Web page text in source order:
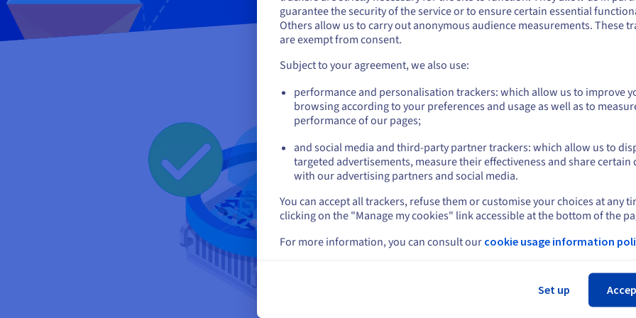
C5 - Cloud
Het Duitse Federale
(BSI) heeft de C5-norm
als auditstandaard
2020. Voor klanten en
certificering dat een
naleeft. C5 vult de IT-
gedefinieerd en
extra controles die
Meer informatie over de
Als je wilt bestellen vanuit [land], moet je de juiste website doorbladeren en
account aanmaken.
Go to Verenigde Staten website
or
Blijf op de huidige website
Selecteer een andere website
guarantee the security of the service or to ensure certain essential
Others allow us to carry out anonymous audience measurements. These
are exempt from consent.
Subject to your agreement, we also use:
performance and personalisation trackers: which allow us to improve
browsing according to your preferences and usage as well as to
performance of our pages;
and social media and third-party partner trackers: which allow us to
targeted advertisements, measure their effectiveness and share certain
with our advertising partners and social media.
You can accept all trackers, refuse them or customise your choices at any
clicking on the "Manage my cookies" link accessible at the bottom of the
For more information, you can consult our cookie usage information
Set up